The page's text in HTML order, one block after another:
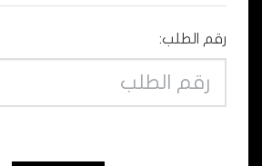
رقم الطلب: